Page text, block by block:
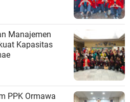
Manajemen
Kapasitas
PPK Ormawa